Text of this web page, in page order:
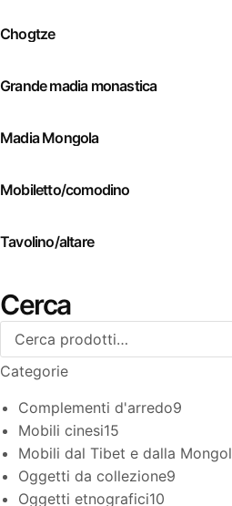
Chogtze
Grande madia monastica
Madia Mongola
Mobiletto/comodino
Tavolino/altare
Cerca
Categorie
Complementi d'arredo9
Mobili cinesi15
Mobili dal Tibet e dalla
Oggetti da collezione9
Oggetti etnografici10